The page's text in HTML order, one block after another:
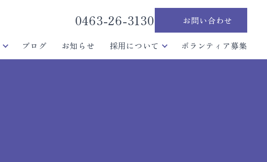
0463-26-3130 お問い合わせ
ブログ お知らせ 採用について ボランティア募集